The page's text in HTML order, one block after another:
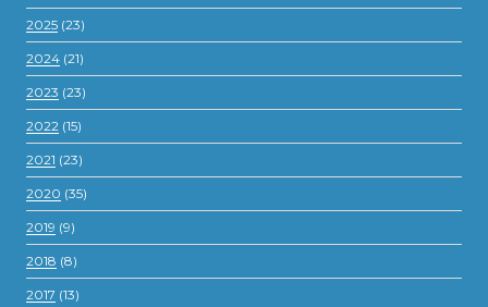
2025 (23)
2024 (21)
2023 (23)
2022 (15)
2021 (23)
2020 (35)
2019 (9)
2018 (8)
2017 (13)